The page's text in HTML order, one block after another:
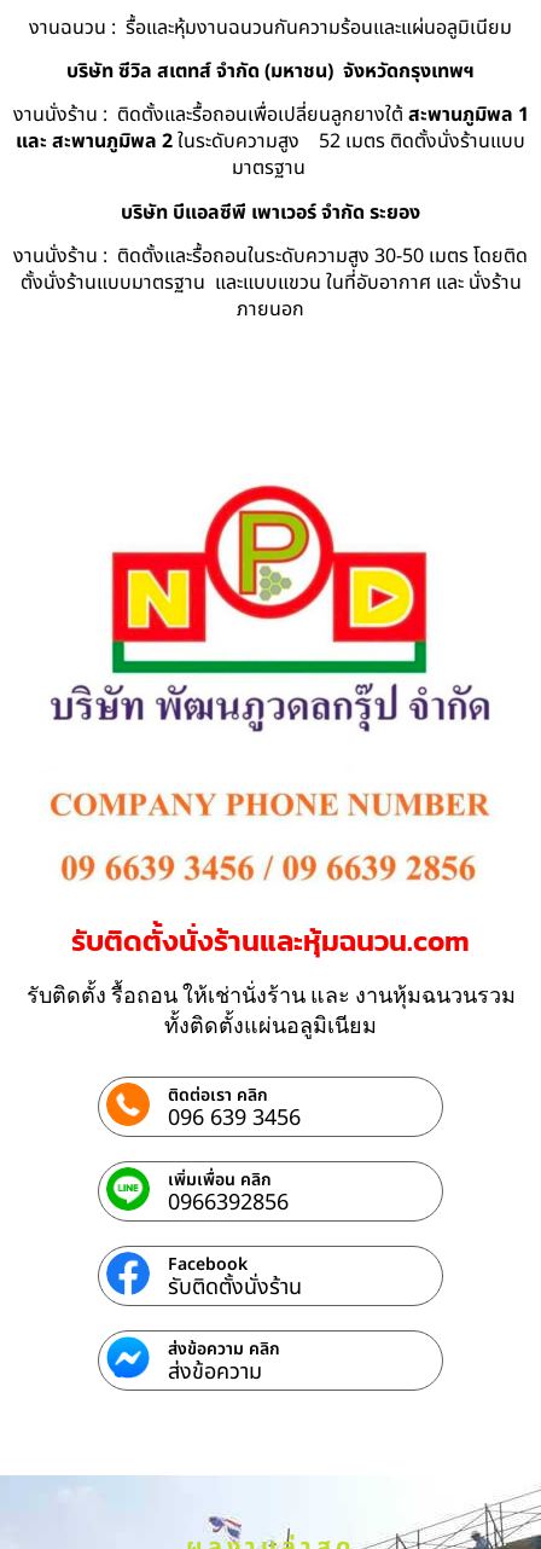
งานฉนวน : รื้อและหุ้มงานฉนวนกันความร้อนและแผ่นอลูมิเนียม
บริษัท ซีวิล สเตทส์ จำกัด (มหาชน) จังหวัดกรุงเทพฯ
งานนั่งร้าน : ติดตั้งและรื้อถอนเพื่อเปลี่ยนลูกยางใต้ สะพานภูมิพล 1
และ สะพานภูมิพล 2ในระดับความสูง 52 เมตร ติดตั้งนั่งร้านแบบ
มาตรฐาน
บริษัท บีแอลซีพี เพาเวอร์ จำกัด ระยอง
งานนั่งร้าน : ติดตั้งและรื้อถอนในระดับความสูง 30-50 เมตร โดยติด
ตั้งนั่งร้านแบบมาตรฐาน และแบบแขวน ในที่อับอากาศ และ นั่งร้าน
ภายนอก
รับติดตั้งนั่งร้านและหุ้มฉนวน.com
รับติดตั้ง รื้อถอน ให้เช่านั่งร้าน และ งานหุ้มฉนวนรวม
ทั้งติดตั้งแผ่นอลูมิเนียม
ติดต่อเรา คลิก
096 639 3456
เพิ่มเพื่อน คลิก
0966392856
Facebook
รับติดตั้งนั่งร้าน
ส่งข้อความ คลิก
ส่งข้อความ